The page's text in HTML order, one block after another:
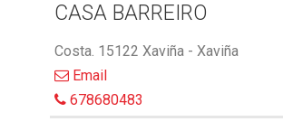
CASA BARREIRO
Costa. 15122 Xaviña - Xaviña
Email
678680483